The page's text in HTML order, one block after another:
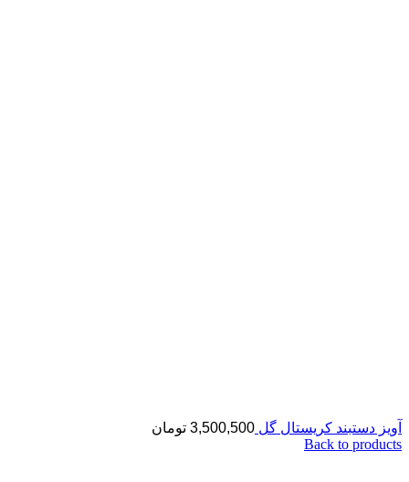
آویز دستبند کریستال گل 3,500,500 تومان
Back to products